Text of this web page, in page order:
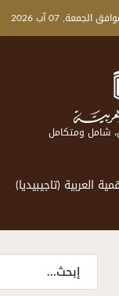
شامل ومتكامل
العربية (تاجيبيديا)